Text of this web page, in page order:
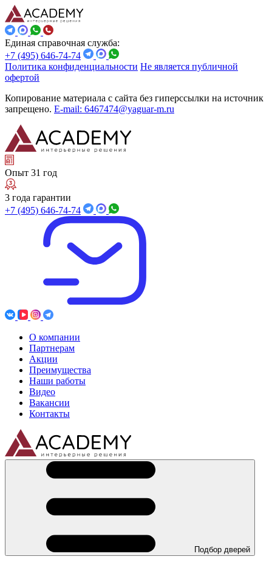
Единая справочная служба:
+7 (495) 646-74-74
Политика конфиденциальности Не является публичной
офертой
Копирование материала с сайта без гиперссылки на источник
запрещено. E-mail: 6467474@yaguar-m.ru
Опыт 31 год
3 года гарантии
+7 (495) 646-74-74
О компании
Партнерам
Акции
Преимущества
Наши работы
Видео
Вакансии
Контакты
Подбор дверей